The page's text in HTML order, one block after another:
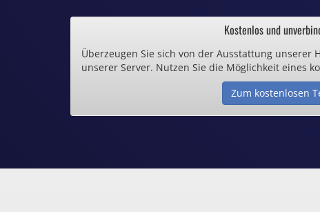
.de und .eu schon
Inklusive
Webspace ab
Günstige
Kostenlos und
Überzeugen Sie sich von der Ausstattung unserer
unserer Server. Nutzen Sie die Möglichkeit eines
Zum kostenlosen